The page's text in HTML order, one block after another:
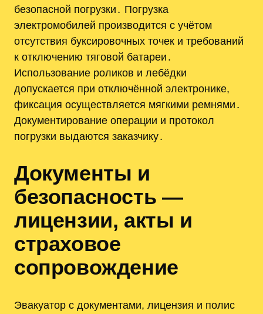
безопасной погрузки․ Погрузка
электромобилей производится с учётом
отсутствия буксировочных точек и требований
к отключению тяговой батареи․
Использование роликов и лебёдки
допускается при отключённой электронике,
фиксация осуществляется мягкими ремнями․
Документирование операции и протокол
погрузки выдаются заказчику․
Документы и
безопасность —
лицензии, акты и
страховое
сопровождение
Эвакуатор с документами, лицензия и полис